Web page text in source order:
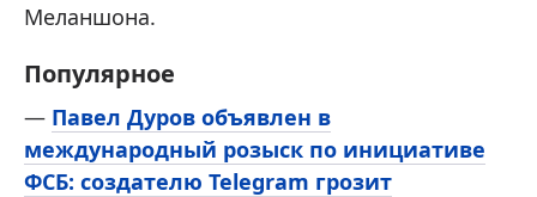
Меланшона.
Популярное
— Павел Дуров объявлен в
международный розыск по инициативе
ФСБ: создателю Telegram грозит